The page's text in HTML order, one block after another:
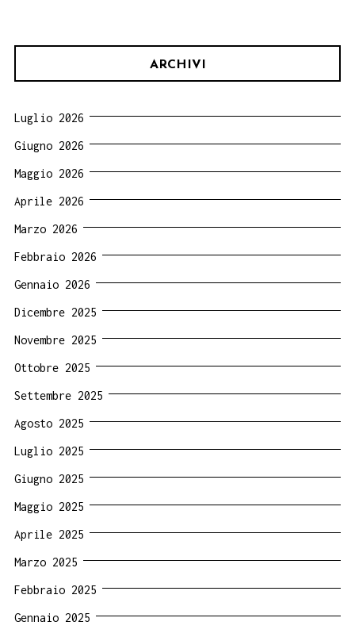
ARCHIVI
Luglio 2026
Giugno 2026
Maggio 2026
Aprile 2026
Marzo 2026
Febbraio 2026
Gennaio 2026
Dicembre 2025
Novembre 2025
Ottobre 2025
Settembre 2025
Agosto 2025
Luglio 2025
Giugno 2025
Maggio 2025
Aprile 2025
Marzo 2025
Febbraio 2025
Gennaio 2025